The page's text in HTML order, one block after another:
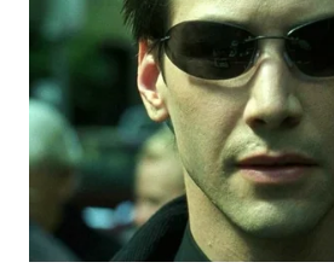
PRIANGAN
TIMUR
SEMARANG
WN
SOLO